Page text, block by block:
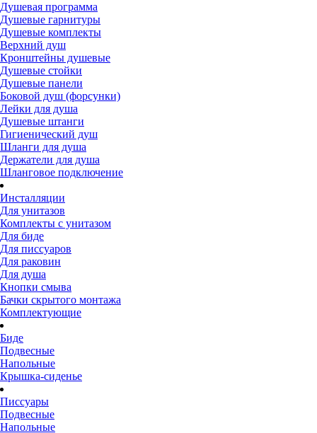
Душевая программа
Душевые гарнитуры
Душевые комплекты
Верхний душ
Кронштейны душевые
Душевые стойки
Душевые панели
Боковой душ (форсунки)
Лейки для душа
Душевые штанги
Гигиенический душ
Шланги для душа
Держатели для душа
Шланговое подключение
Инсталляции
Для унитазов
Комплекты с унитазом
Для биде
Для писсуаров
Для раковин
Для душа
Кнопки смыва
Бачки скрытого монтажа
Комплектующие
Биде
Подвесные
Напольные
Крышка-сиденье
Писсуары
Подвесные
Напольные